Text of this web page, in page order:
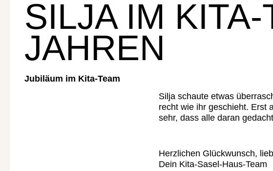
SILJA IM
JAHREN
Jubiläum im Kita-Team
Silja schaute etwas
recht wie ihr geschieht. Erst
sehr, dass alle daran
Herzlichen Glückwunsch,
Dein Kita-Sasel-Haus-Team